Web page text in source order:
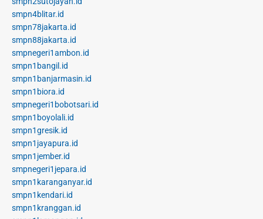
smpn4blitar.id
smpn78jakarta.id
smpn88jakarta.id
smpnegeri1ambon.id
smpn1bangil.id
smpn1banjarmasin.id
smpn1biora.id
smpnegeri1bobotsari.id
smpn1boyolali.id
smpn1gresik.id
smpn1jayapura.id
smpn1jember.id
smpnegeri1jepara.id
smpn1karanganyar.id
smpn1kendari.id
smpn1kranggan.id